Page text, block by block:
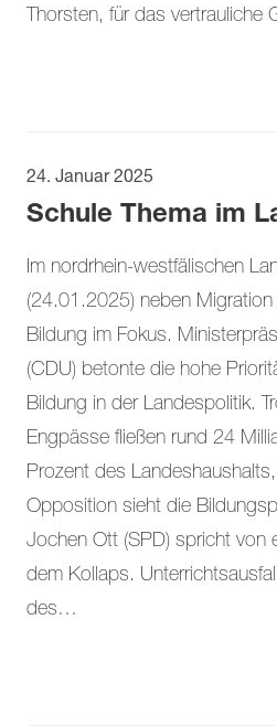
Thorsten, für das vertrauliche
24. Januar 2025
Schule Thema im
Im nordrhein-westfälischen
(24.01.2025) neben
Bildung im Fokus.
(CDU) betonte die hohe
Bildung in der Landespolitik.
Engpässe fließen rund 24
Prozent des
Opposition sieht die
Jochen Ott (SPD) spricht von
dem Kollaps.
des…